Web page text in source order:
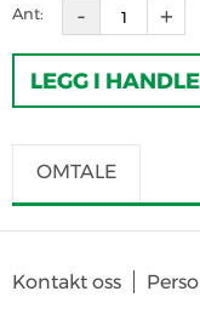
Ant:
LEGG I
OMTALE
SKRIV OMTALE
produktet
Kontakt oss